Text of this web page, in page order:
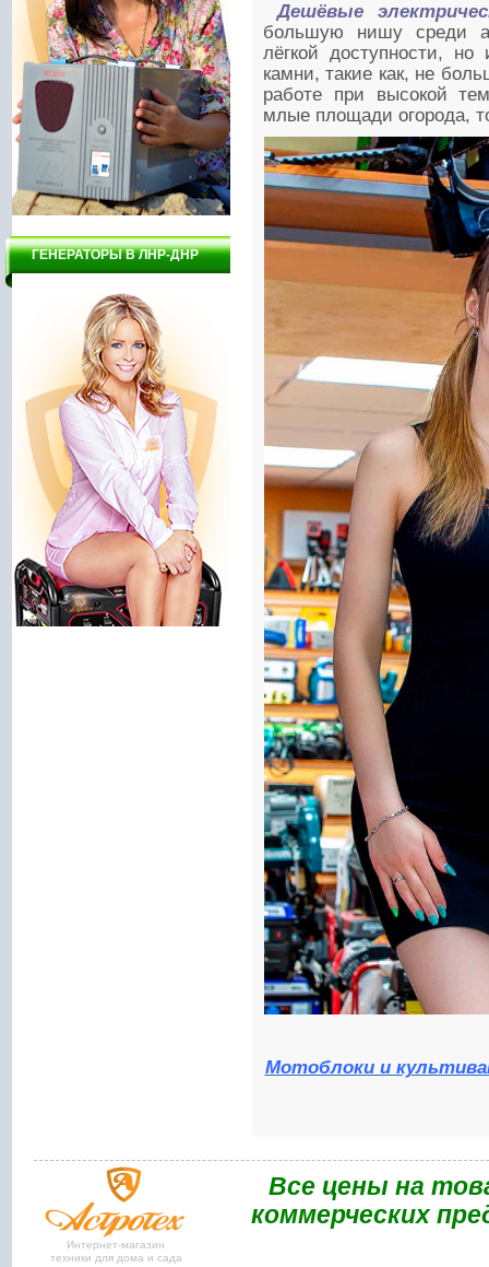
Дешёвые
большую нишу среди
лёгкой доступности,
камни, такие как, не
работе при высокой
млые площади огорода,
Мотоблоки и
ГЕНЕРАТОРЫ В ЛНР-ДНР
Интернет-магазин
техники для дома и сада
Bce цены на
коммерческих